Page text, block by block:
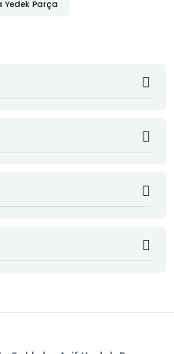
Yedek Parça